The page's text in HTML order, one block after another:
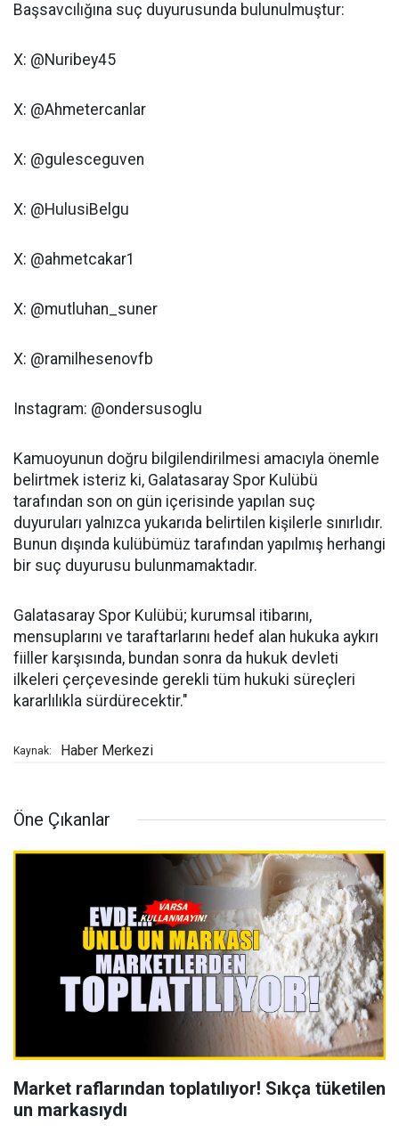
Başsavcılığına suç duyurusunda bulunulmuştur:
X: @Nuribey45
X: @Ahmetercanlar
X: @gulesceguven
X: @HulusiBelgu
X: @ahmetcakar1
X: @mutluhan_suner
X: @ramilhesenovfb
Instagram: @ondersusoglu
Kamuoyunun doğru bilgilendirilmesi amacıyla önemle
belirtmek isteriz ki, Galatasaray Spor Kulübü
tarafından son on gün içerisinde yapılan suç
duyuruları yalnızca yukarıda belirtilen kişilerle sınırlıdır.
Bunun dışında kulübümüz tarafından yapılmış herhangi
bir suç duyurusu bulunmamaktadır.
Galatasaray Spor Kulübü; kurumsal itibarını,
mensuplarını ve taraftarlarını hedef alan hukuka aykırı
fiiller karşısında, bundan sonra da hukuk devleti
ilkeleri çerçevesinde gerekli tüm hukuki süreçleri
kararlılıkla sürdürecektir."
Kaynak: Haber Merkezi
Öne Çıkanlar
Market raflarından toplatılıyor! Sıkça tüketilen
un markasıydı